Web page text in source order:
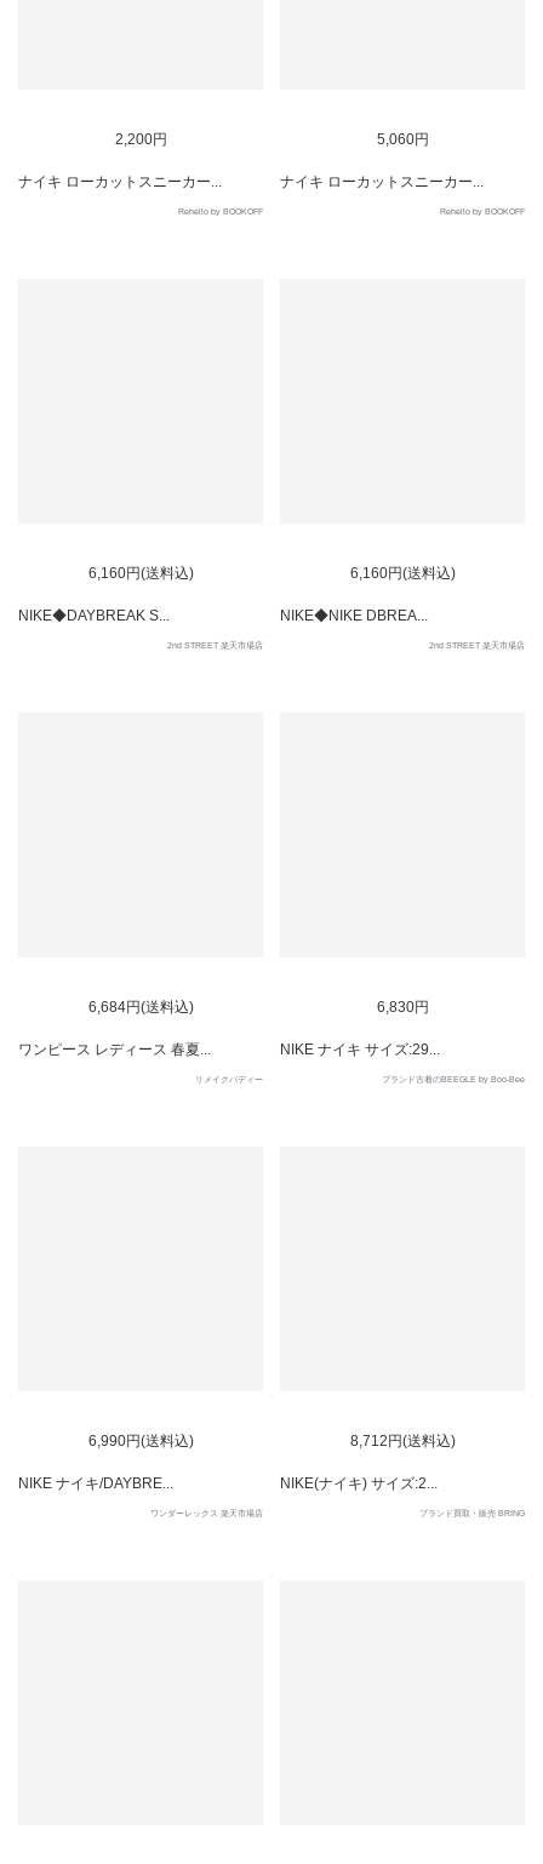
2,200円
ナイキ ローカットスニーカー...
Rehello by BOOKOFF
5,060円
ナイキ ローカットスニーカー...
Rehello by BOOKOFF
6,160円(送料込)
NIKE◆DAYBREAK S...
2nd STREET 楽天市場店
6,160円(送料込)
NIKE◆NIKE DBREA...
2nd STREET 楽天市場店
6,684円(送料込)
ワンピース レディース 春夏...
リメイクバディー
6,830円
NIKE ナイキ サイズ:29...
ブランド古着のBEEGLE by Boo-Bee
6,990円(送料込)
NIKE ナイキ/DAYBRE...
ワンダーレックス 楽天市場店
8,712円(送料込)
NIKE(ナイキ) サイズ:2...
ブランド買取・販売 BRING